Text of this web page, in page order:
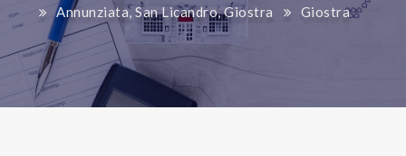
Annunziata, San Licandro, Giostra
Giostra